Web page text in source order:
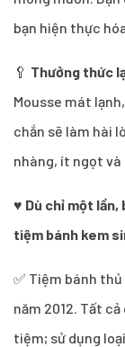
bạn hiện thực
🥄 Thưởng thức
Mousse mát
chắn sẽ làm hài
nhàng, ít ngọt và
♥ Dù chỉ một
tiệm bánh kem
✅ Tiệm bánh
năm 2012. Tất
tiệm; sử dụng